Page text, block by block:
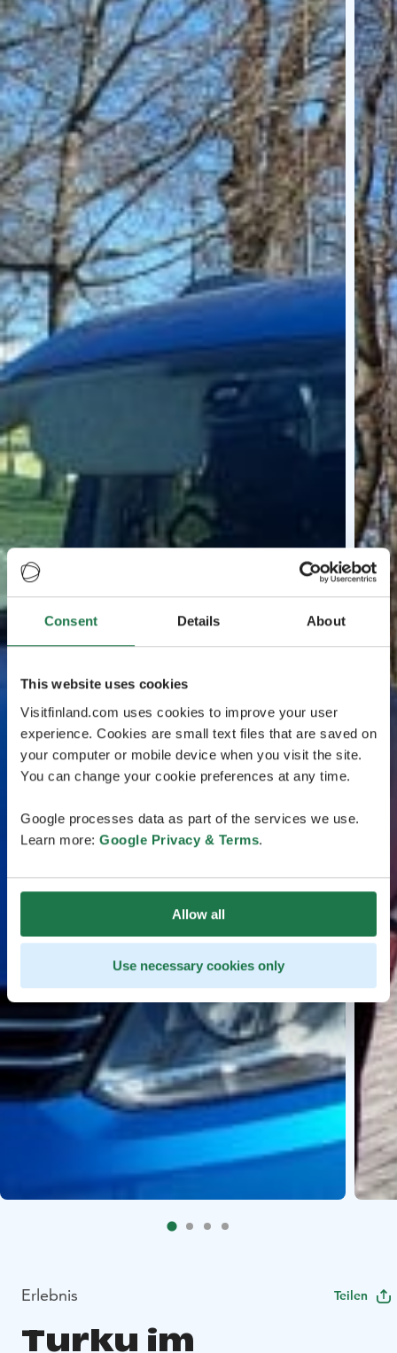
Consent Details About
This website uses cookies
Visitfinland.com uses cookies to improve your user
experience. Cookies are small text files that are saved on
your computer or mobile device when you visit the site.
You can change your cookie preferences at any time.
Google processes data as part of the services we use.
Learn more: Google Privacy & Terms.
Allow all
Use necessary cookies only
Erlebnis Teilen
Turku im